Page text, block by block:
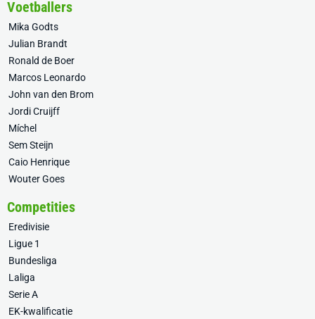
Voetballers
Mika Godts
Julian Brandt
Ronald de Boer
Marcos Leonardo
John van den Brom
Jordi Cruijff
Míchel
Sem Steijn
Caio Henrique
Wouter Goes
Competities
Eredivisie
Ligue 1
Bundesliga
Laliga
Serie A
EK-kwalificatie